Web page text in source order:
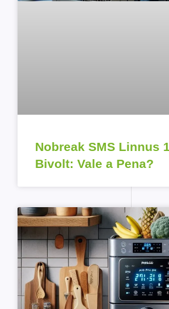
Nobreak SMS Linnus
Bivolt: Vale a Pena?